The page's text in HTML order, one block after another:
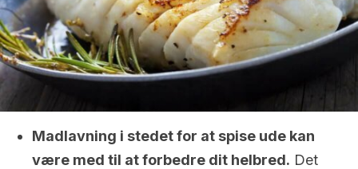
Madlavning i stedet for at spise ude kan
være med til at forbedre dit helbred. Det